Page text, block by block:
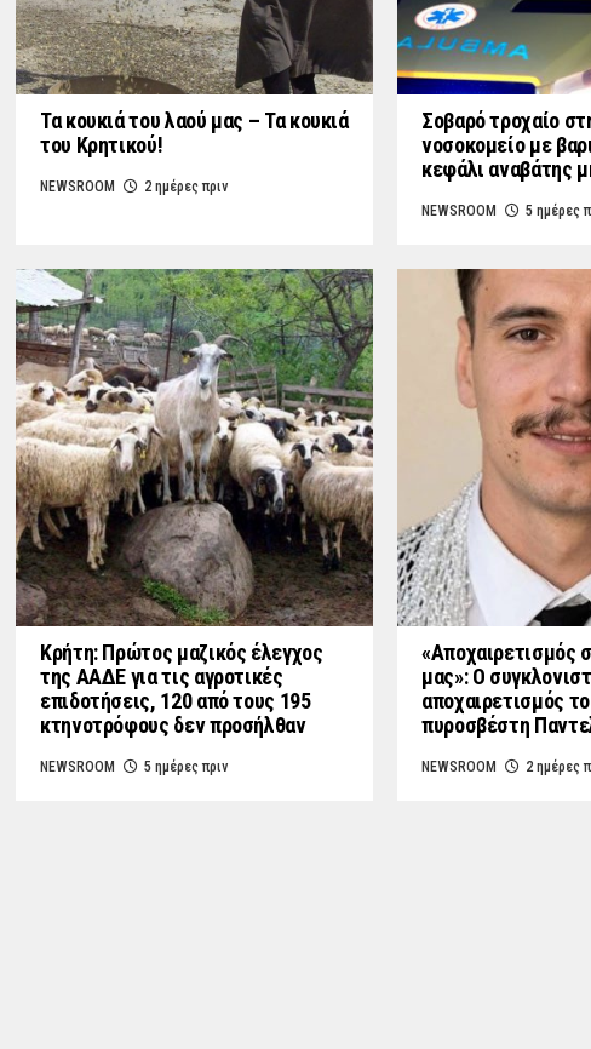
Τα κουκιά του λαού μας – Τα κουκιά
του Κρητικού!
NEWSROOM 2 ημέρες πριν
Σοβαρό τροχαίο
νοσοκομείο με
κεφάλι αναβάτης
NEWSROOM 5 ημέρες
Κρήτη: Πρώτος μαζικός έλεγχος
της ΑΑΔΕ για τις αγροτικές
επιδοτήσεις, 120 από τους 195
κτηνοτρόφους δεν προσήλθαν
NEWSROOM 5 ημέρες πριν
«Aποχαιρετισμός
μας»: Ο
αποχαιρετισμός
πυροσβέστη
NEWSROOM 2 ημέρες